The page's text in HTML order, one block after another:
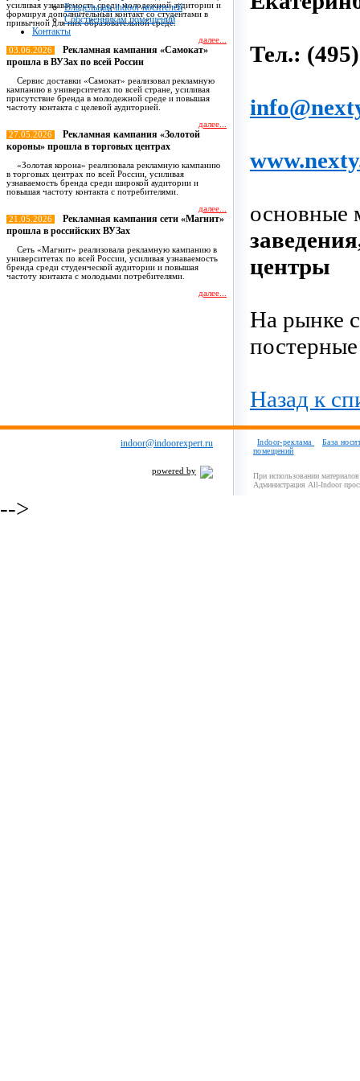
Владельцам indoor носителей
Собственникам помещений
Контакты
усиливая узнаваемость среди молодежной аудитории и
формируя дополнительный контакт со студентами в
привычной для них образовательной среде.
далее...
03.06.2026
Рекламная кампания «Самокат»
прошла в ВУЗах по всей России
Сервис доставки «Самокат» реализовал рекламную
кампанию в университетах по всей стране, усиливая
присутствие бренда в молодежной среде и повышая
частоту контакта с целевой аудиторией.
далее...
27.05.2026
Рекламная кампания «Золотой
короны» прошла в торговых центрах
«Золотая корона» реализовала рекламную кампанию
в торговых центрах по всей России, усиливая
узнаваемость бренда среди широкой аудитории и
повышая частоту контакта с потребителями.
далее...
21.05.2026
Рекламная кампания сети «Магнит»
прошла в российских ВУЗах
Сеть «Магнит» реализовала рекламную кампанию в
университетах по всей России, усиливая узнаваемость
бренда среди студенческой аудитории и повышая
частоту контакта с молодыми потребителями.
далее...
Тел.:
основные
центры
На рынке
Назад к
indoor@indoorexpert.ru
powered by
Indoor-реклама
База
помещений
При использовании
Администрация All-Indoor
-->